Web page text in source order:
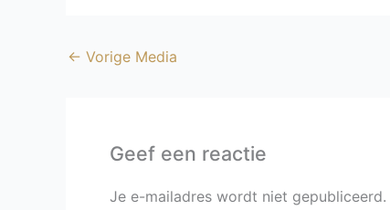
← Vorige Media
Geef een reactie
Je e-mailadres wordt niet gepubliceerd.